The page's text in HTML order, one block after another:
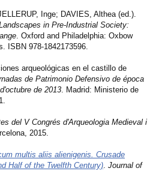
Inge; DAVIES, Althea (ed.).
in Pre-Industrial Society:
. Oxford and Philadelphia: Oxbow
ISBN 978-1842173596.
arqueológicas en el castillo de
de Patrimonio Defensivo de época
de 2013. Madrid: Ministerio de
del V Congrés d'Arqueologia Medieval i
2015.
multis aliis alienigenis. Crusade
Half of the Twelfth Century). Journal of